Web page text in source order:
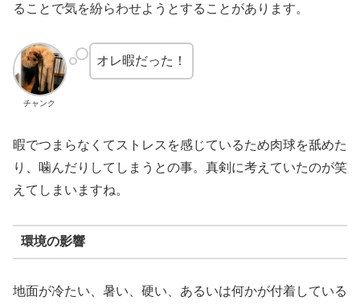
ることで気を紛らわせようとすることがあります。
チャンク
オレ暇だった！
暇でつまらなくてストレスを感じているため肉球を舐めた
り、噛んだりしてしまうとの事。真剣に考えていたのが笑
えてしまいますね。
環境の影響
地面が冷たい、暑い、硬い、あるいは何かが付着している